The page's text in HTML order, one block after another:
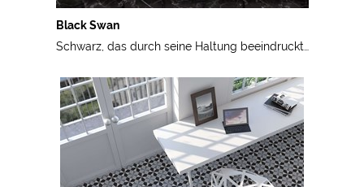
Black Swan
Schwarz, das durch seine Haltung beeindruckt…